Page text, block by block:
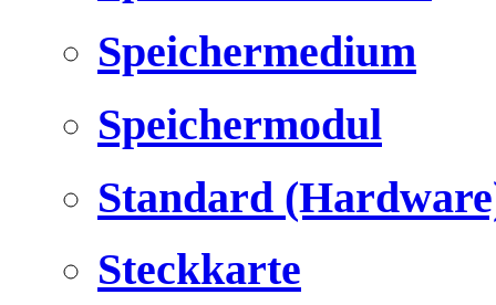
Speichermedium
Speichermodul
Standard
Steckkarte